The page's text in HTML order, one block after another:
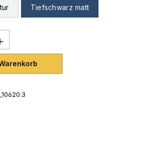
Tiefschwarz matt
Gib den